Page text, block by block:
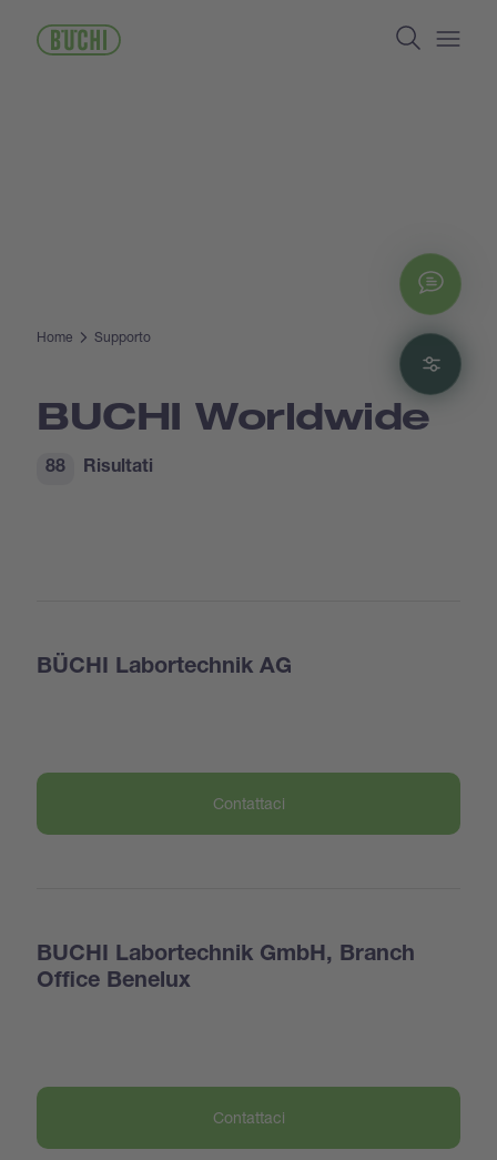
contenuto
Search
Home Supporto
BUCHI Worldwide
Risultati
88
BÜCHI Labortechnik AG
Contattaci
BUCHI Labortechnik GmbH, Branch
Office Benelux
Contattaci